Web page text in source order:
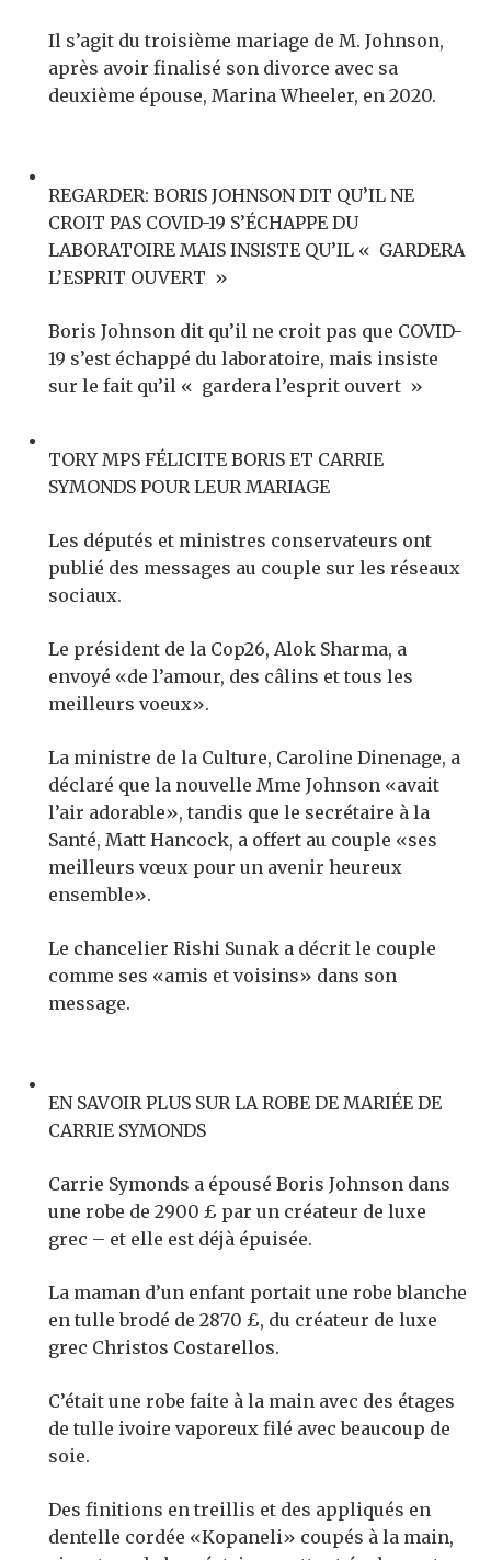
Il s’agit du troisième mariage de M. Johnson,
après avoir finalisé son divorce avec sa
deuxième épouse, Marina Wheeler, en 2020.
REGARDER: BORIS JOHNSON DIT QU’IL NE
CROIT PAS COVID-19 S’ÉCHAPPE DU
LABORATOIRE MAIS INSISTE QU’IL « GARDERA
L’ESPRIT OUVERT »
Boris Johnson dit qu’il ne croit pas que COVID-
19 s’est échappé du laboratoire, mais insiste
sur le fait qu’il « gardera l’esprit ouvert »
TORY MPS FÉLICITE BORIS ET CARRIE
SYMONDS POUR LEUR MARIAGE
Les députés et ministres conservateurs ont
publié des messages au couple sur les réseaux
sociaux.
Le président de la Cop26, Alok Sharma, a
envoyé «de l’amour, des câlins et tous les
meilleurs voeux».
La ministre de la Culture, Caroline Dinenage, a
déclaré que la nouvelle Mme Johnson «avait
l’air adorable», tandis que le secrétaire à la
Santé, Matt Hancock, a offert au couple «ses
meilleurs vœux pour un avenir heureux
ensemble».
Le chancelier Rishi Sunak a décrit le couple
comme ses «amis et voisins» dans son
message.
EN SAVOIR PLUS SUR LA ROBE DE MARIÉE DE
CARRIE SYMONDS
Carrie Symonds a épousé Boris Johnson dans
une robe de 2900 £ par un créateur de luxe
grec – et elle est déjà épuisée.
La maman d’un enfant portait une robe blanche
en tulle brodé de 2870 £, du créateur de luxe
grec Christos Costarellos.
C’était une robe faite à la main avec des étages
de tulle ivoire vaporeux filé avec beaucoup de
soie.
Des finitions en treillis et des appliqués en
dentelle cordée «Kopaneli» coupés à la main,